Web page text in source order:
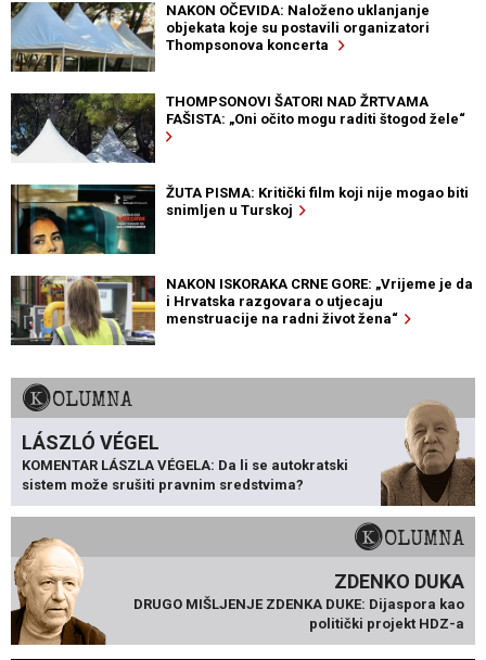
NAKON OČEVIDA: Naloženo uklanjanje
objekata koje su postavili organizatori
Thompsonova koncerta
THOMPSONOVI ŠATORI NAD ŽRTVAMA
FAŠISTA: „Oni očito mogu raditi štogod žele“
ŽUTA PISMA: Kritički film koji nije mogao biti
snimljen u Turskoj
NAKON ISKORAKA CRNE GORE: „Vrijeme je da
i Hrvatska razgovara o utjecaju
menstruacije na radni život žena“
KOLUMNA
LÁSZLÓ VÉGEL
KOMENTAR LÁSZLA VÉGELA: Da li se autokratski
sistem može srušiti pravnim sredstvima?
KOLUMNA
ZDENKO DUKA
DRUGO MIŠLJENJE ZDENKA DUKE: Dijaspora kao
politički projekt HDZ-a